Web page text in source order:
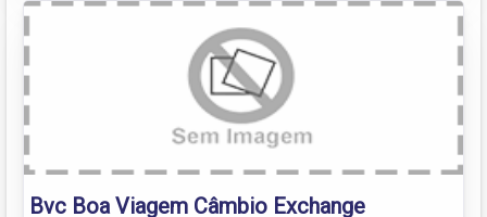
Bvc Boa Viagem Câmbio Exchange